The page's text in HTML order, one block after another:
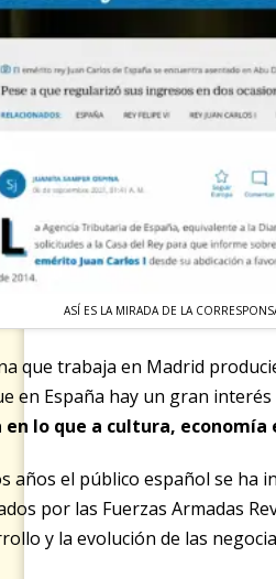
ASÍ ES LA MIRADA DE LA
que trabaja en Madrid
en España hay un gran
en lo que a cultura,
años el público español se
por las Fuerzas Armadas
y la evolución de las